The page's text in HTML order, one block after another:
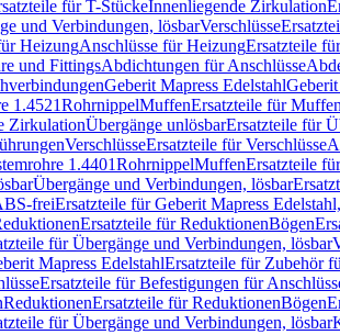
für T-StückeInnenliegende Zirkulation
und Verbindungen, lösbarVerschlüsse
HeizungAnschlüsse für HeizungErsatzteile
und FittingsAbdichtungen für Anschlüsse
Geberit Mapress Edelstahl
1.4521RohrnippelMuffenErsatzteile für Muffen
ZirkulationÜbergänge unlösbarErsatzteile für
VerschlüsseErsatzteile für Verschlüsse
1.4401RohrnippelMuffenErsatzteile
Übergänge und Verbindungen, lösbar
freiErsatzteile für Geberit Mapress
Ersatzteile für ReduktionenBögen
für Übergänge und Verbindungen, lösbar
Mapress EdelstahlErsatzteile für Zubehör
Ersatzteile für Befestigungen für
ReduktionenErsatzteile für ReduktionenBögen
für Übergänge und Verbindungen, lösbar